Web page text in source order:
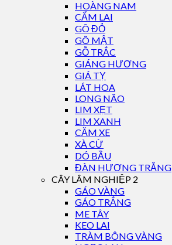
HOÀNG NAM
CẨM LAI
GÕ ĐỎ
GÕ MẬT
GỖ TRẮC
GIÁNG HƯƠNG
GIÁ TỴ
LÁT HOA
LONG NÃO
LIM XẸT
LIM XANH
CĂM XE
XÀ CỪ
DÓ BẦU
ĐÀN HƯƠNG TRẮNG
CÂY LÂM NGHIỆP 2
GÁO VÀNG
GÁO TRẮNG
ME TÂY
KEO LAI
TRÀM BÔNG VÀNG